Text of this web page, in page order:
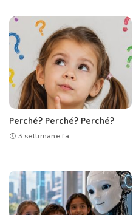
Perché? Perché? Perché?
3 settimane fa